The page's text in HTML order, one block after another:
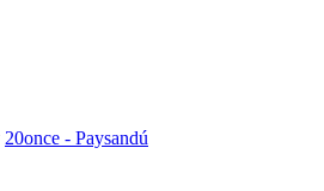
20once - Paysandú